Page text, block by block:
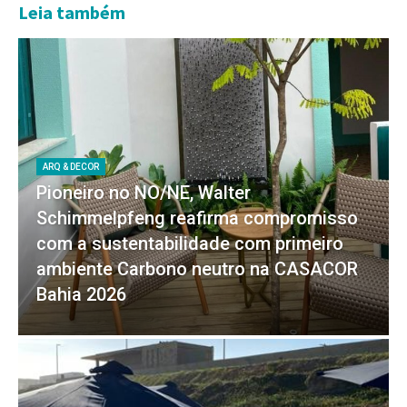
Leia também
ARQ & DECOR
Pioneiro no NO/NE, Walter
Schimmelpfeng reafirma compromisso
com a sustentabilidade com primeiro
ambiente Carbono neutro na CASACOR
Bahia 2026